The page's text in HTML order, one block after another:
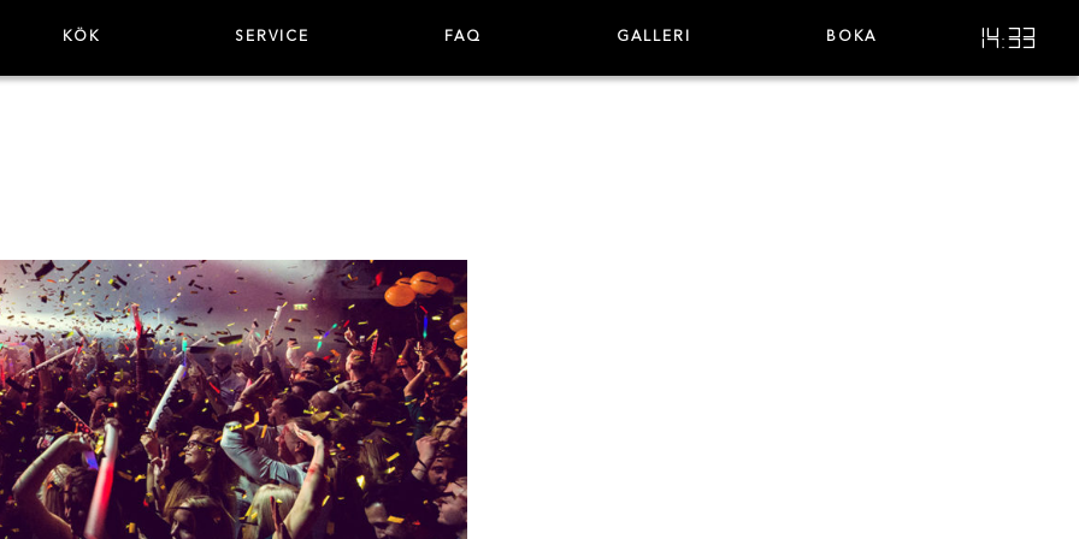
KÖK SERVICE FAQ GALLERI BOKA 14:33